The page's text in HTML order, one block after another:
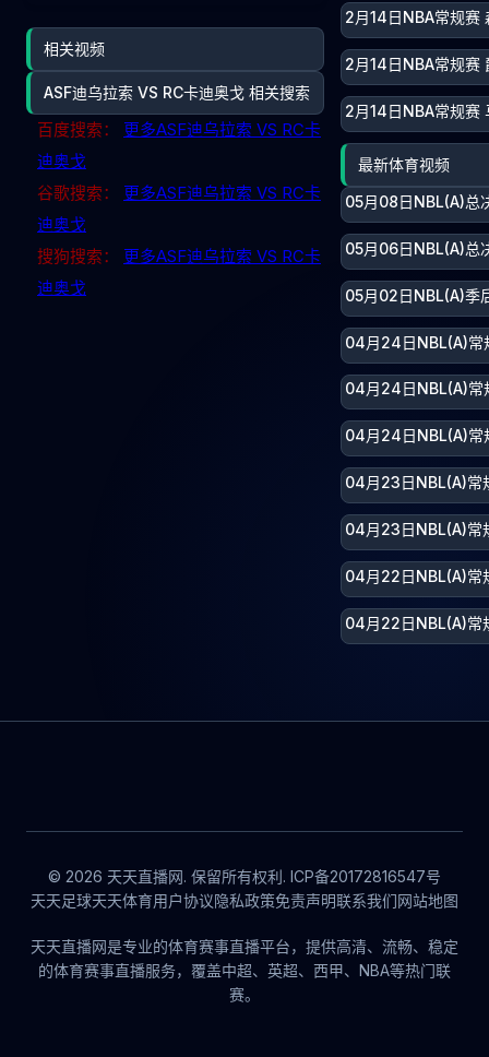
相关视频
ASF迪乌拉索 VS RC卡迪奥戈 相关搜索
百度搜索：
更多ASF迪乌拉索 VS RC卡
迪奥戈
谷歌搜索：
更多ASF迪乌拉索 VS RC卡
迪奥戈
搜狗搜索：
更多ASF迪乌拉索 VS RC卡
迪奥戈
2月14日NBA常规赛
2月14日NBA常规赛
2月14日NBA常规赛
最新体育视频
05月08日NBL(A)总
05月06日NBL(A)总
05月02日NBL(A)季
04月24日NBL(A)常
04月24日NBL(A)常
04月24日NBL(A)常
04月23日NBL(A)常
04月23日NBL(A)常
04月22日NBL(A)常
04月22日NBL(A)常
© 2026 天天直播网. 保留所有权利. ICP备20172816547号
天天足球天天体育用户协议隐私政策免责声明联系我们网站地图
天天直播网是专业的体育赛事直播平台，提供高清、流畅、稳定
的体育赛事直播服务，覆盖中超、英超、西甲、NBA等热门联
赛。